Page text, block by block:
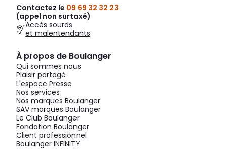
Contactez le 09 69 32 32 23
(appel non surtaxé)
Accès sourds
et malentendants
À propos de Boulanger
Qui sommes nous
Plaisir partagé
L'espace Presse
Nos services
Nos marques Boulanger
SAV marques Boulanger
Le Club Boulanger
Fondation Boulanger
Client professionnel
Boulanger INFINITY